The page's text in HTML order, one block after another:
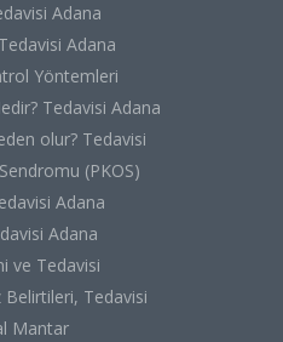
Adana
Adana
Yöntemleri
Tedavisi Adana
olur? Tedavisi
(PKOS)
Adana
Adana
ve Tedavisi
Tedavisi
Mantar